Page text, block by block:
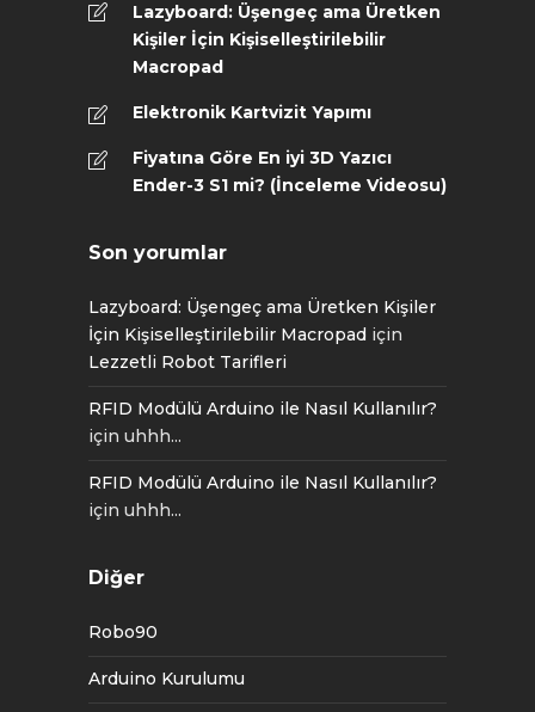
Lazyboard: Üşengeç ama Üretken
Kişiler İçin Kişiselleştirilebilir
Macropad
Elektronik Kartvizit Yapımı
Fiyatına Göre En iyi 3D Yazıcı
Ender-3 S1 mi? (İnceleme Videosu)
Son yorumlar
Lazyboard: Üşengeç ama Üretken Kişiler
İçin Kişiselleştirilebilir Macropad için
Lezzetli Robot Tarifleri
RFID Modülü Arduino ile Nasıl Kullanılır?
için uhhh...
RFID Modülü Arduino ile Nasıl Kullanılır?
için uhhh...
Diğer
Robo90
Arduino Kurulumu